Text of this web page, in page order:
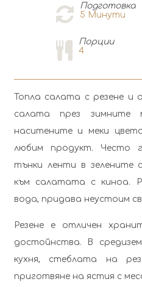
Подготовка
5 Минути
Порции
4
Топла салата с резене и
салата през зимните
наситените и меки
любим продукт. Често
тънки ленти в зелените
към салатата с киноа.
вода, придава неустоим
Резене е отличен
достойнства. В
кухня, стеблата на
приготвяне на ястия с